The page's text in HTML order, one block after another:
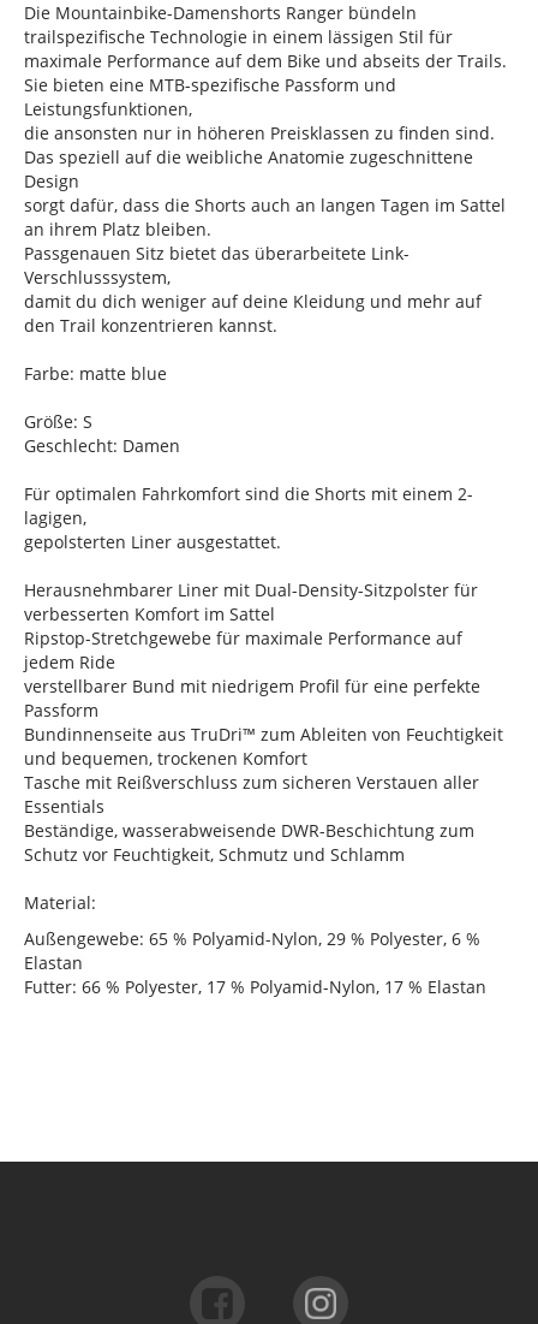
Die Mountainbike-Damenshorts Ranger bündeln
trailspezifische Technologie in einem lässigen Stil für
maximale Performance auf dem Bike und abseits der Trails.
Sie bieten eine MTB-spezifische Passform und
Leistungsfunktionen,
die ansonsten nur in höheren Preisklassen zu finden sind.
Das speziell auf die weibliche Anatomie zugeschnittene
Design
sorgt dafür, dass die Shorts auch an langen Tagen im Sattel
an ihrem Platz bleiben.
Passgenauen Sitz bietet das überarbeitete Link-
Verschlusssystem,
damit du dich weniger auf deine Kleidung und mehr auf
den Trail konzentrieren kannst.
Farbe: matte blue
Größe: S
Geschlecht: Damen
Für optimalen Fahrkomfort sind die Shorts mit einem 2-
lagigen,
gepolsterten Liner ausgestattet.
Herausnehmbarer Liner mit Dual-Density-Sitzpolster für
verbesserten Komfort im Sattel
Ripstop-Stretchgewebe für maximale Performance auf
jedem Ride
verstellbarer Bund mit niedrigem Profil für eine perfekte
Passform
Bundinnenseite aus TruDri™ zum Ableiten von Feuchtigkeit
und bequemen, trockenen Komfort
Tasche mit Reißverschluss zum sicheren Verstauen aller
Essentials
Beständige, wasserabweisende DWR-Beschichtung zum
Schutz vor Feuchtigkeit, Schmutz und Schlamm
Material:
Außengewebe: 65 % Polyamid-Nylon, 29 % Polyester, 6 %
Elastan
Futter: 66 % Polyester, 17 % Polyamid-Nylon, 17 % Elastan